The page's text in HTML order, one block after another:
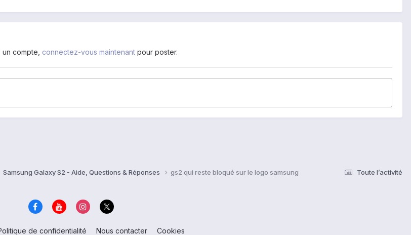
compte, connectez-vous maintenant pour poster.
Toute l’activité
Samsung Galaxy S2 - Aide, Questions & Réponses gs2 qui reste bloqué sur le logo samsung
de confidentialité Nous contacter Cookies